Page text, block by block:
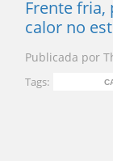
Frente fria,
calor no
Publicada por
Tags: